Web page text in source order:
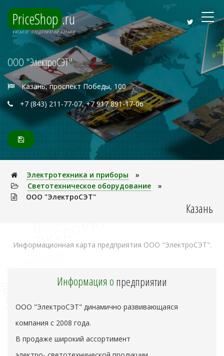
PriceShop .ru
КАТАЛОГ ПРЕДПРИЯТИЙ КАЗАНИ
ООО "ЭлектроСЭТ"
Казань, проспект Победы, 100
+7 (843) 211-77-07, +7 917 891-17-06
Электpотехника и пpибоpы
»
Светотехническое оборудование
»
ООО "ЭлектроСЭТ"
Казань
Информационная карта предприятия ООО "ЭлектроСЭТ".
Информация опредприятии
ООО "ЭлектроСЭТ" динамично развивающаяся
компания с 2008 года.
В продаже широкий ассортимент